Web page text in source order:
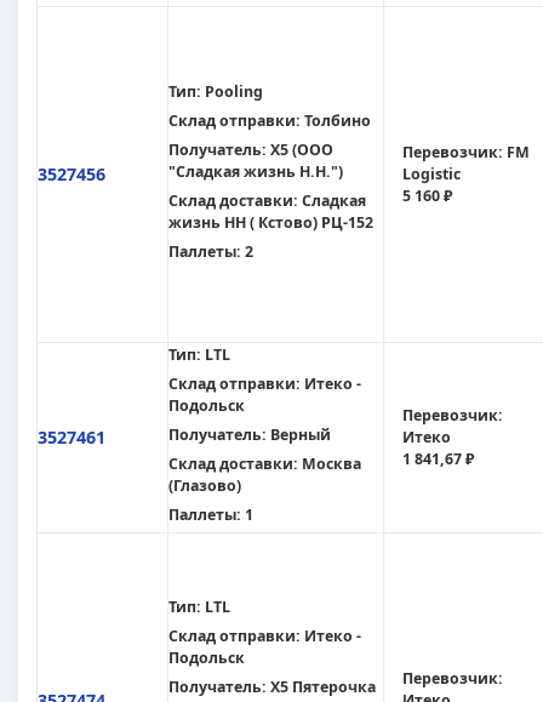
3527456
Тип: Pooling
Склад отправки: Толбино
Получатель: X5 (ООО
"Сладкая жизнь Н.Н.")
Склад доставки: Сладкая
жизнь НН ( Кстово) РЦ-152
Паллеты: 2
Перевозчик: FM
Logistic
5 160 ₽
3527461
Тип: LTL
Склад отправки: Итеко -
Подольск
Получатель: Верный
Склад доставки: Москва
(Глазово)
Паллеты: 1
Перевозчик:
Итеко
1 841,67 ₽
Тип: LTL
Склад отправки: Итеко -
Подольск
Получатель: X5 Пятерочка
Перевозчик: